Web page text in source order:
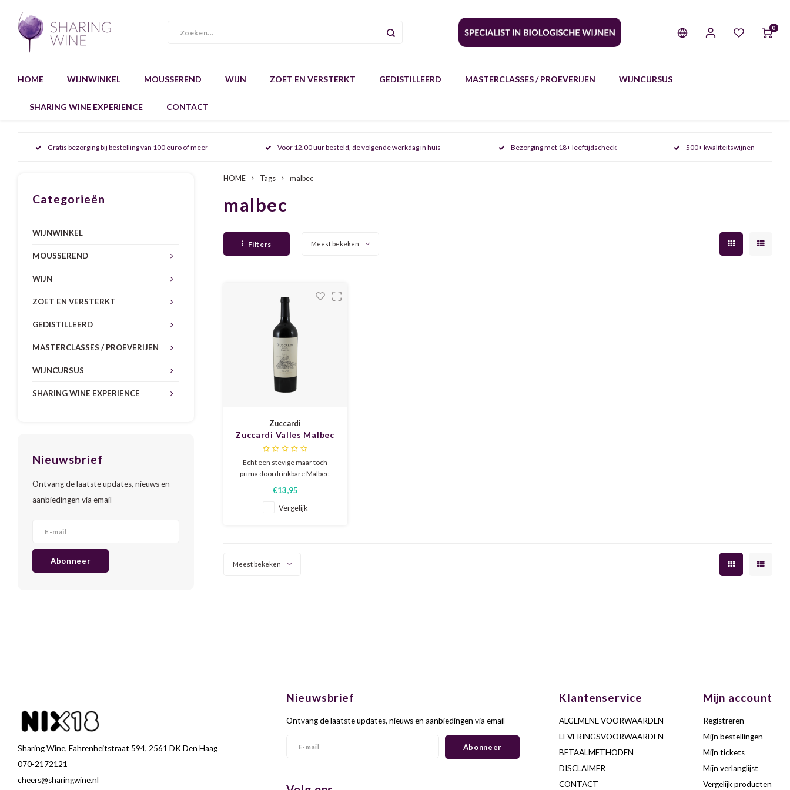
0
HOME WIJNWINKEL MOUSSEREND WIJN ZOET EN VERSTERKT GEDISTILLEERD MASTERCLASSES / PROEVERIJEN WIJNCURSUS
SHARING WINE EXPERIENCE CONTACT
Gratis bezorging bij bestelling van 100 euro of meer Voor 12.00 uur besteld, de volgende werkdag in huis Bezorging met 18+ leeftijdscheck 500+ kwaliteitswijnen
Categorieën
WIJNWINKEL
MOUSSEREND
WIJN
ZOET EN VERSTERKT
GEDISTILLEERD
MASTERCLASSES / PROEVERIJEN
WIJNCURSUS
SHARING WINE EXPERIENCE
Nieuwsbrief
Ontvang de laatste updates, nieuws en
aanbiedingen via email
Abonneer
HOME Tags malbec
malbec
Filters Meest bekeken
Zuccardi
Zuccardi Valles Malbec
2024
Echt een stevige maar toch
prima doordrinkbare Malbec.
een hele rijpe pruim. Lekker in
de smaak met wat geroosterde
€13,95
Vergelijk
Meest bekeken
Sharing Wine, Fahrenheitstraat 594, 2561 DK Den Haag
070-2172121
cheers@sharingwine.nl
Nieuwsbrief
Ontvang de laatste updates, nieuws en aanbiedingen via email
Abonneer
Klantenservice
ALGEMENE VOORWAARDEN
LEVERINGSVOORWAARDEN
BETAALMETHODEN
DISCLAIMER
CONTACT
Mijn account
Registreren
Mijn bestellingen
Mijn tickets
Mijn verlanglijst
Vergelijk producten